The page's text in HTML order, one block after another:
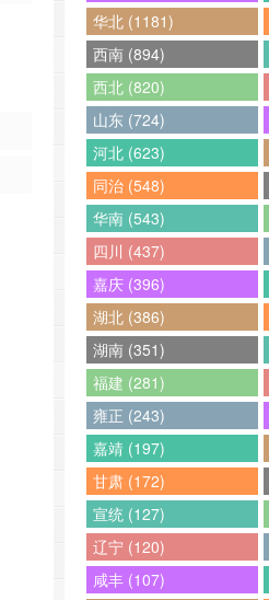
华北 (1181)
西南 (894)
西北 (820)
山东 (724)
河北 (623)
同治 (548)
华南 (543)
四川 (437)
嘉庆 (396)
湖北 (386)
湖南 (351)
福建 (281)
雍正 (243)
嘉靖 (197)
甘肃 (172)
宣统 (127)
辽宁 (120)
咸丰 (107)